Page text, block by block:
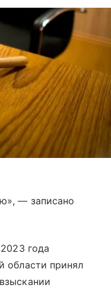
— записано
года
области принял